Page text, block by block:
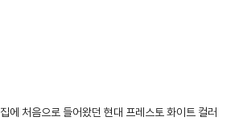
집에 처음으로 들어왔던 현대 프레스토 화이트 컬러